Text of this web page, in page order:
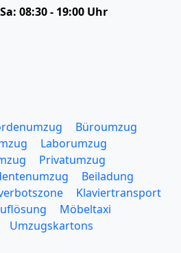
08:30 - 19:00 Uhr
Büroumzug
Laborumzug
Privatumzug
Beiladung
Klaviertransport
Möbeltaxi
Umzugskartons